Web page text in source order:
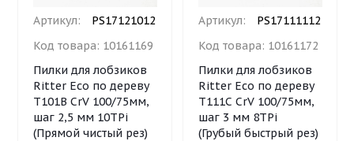
Артикул:
PS17121012
Код товара: 10161169
Пилки для лобзиков
Ritter Eco по дереву
Т101B CrV 100/75мм,
шаг 2,5 мм 10TPi
(Прямой чистый рез)
Артикул:
PS17111112
Код товара: 10161172
Пилки для лобзиков
Ritter Eco по дереву
Т111C CrV 100/75мм,
шаг 3 мм 8TPi
(Грубый быстрый рез)